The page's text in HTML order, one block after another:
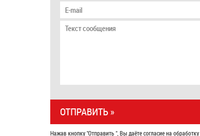
Нажав кнопку "Отправить ", Вы даёте согласие на обработку